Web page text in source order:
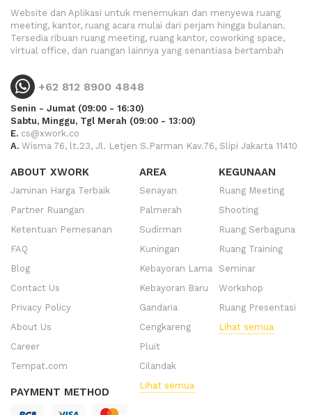
Website dan Aplikasi untuk menemukan dan menyewa ruang
meeting, kantor, ruang acara mulai dari perjam hingga bulanan.
Tersedia ribuan ruang meeting, ruang kantor, coworking space,
virtual office, dan ruangan lainnya yang senantiasa bertambah
+62 812 8900 4848
Senin - Jumat (09:00 - 16:30)
Sabtu, Minggu, Tgl Merah (09:00 - 13:00)
E. cs@xwork.co
A. Wisma 76, lt.23, Jl. Letjen S.Parman Kav.76, Slipi Jakarta 11410
ABOUT XWORK
Jaminan Harga Terbaik
Partner Ruangan
Ketentuan Pemesanan
FAQ
Blog
Contact Us
Privacy Policy
About Us
Career
Tempat.com
PAYMENT METHOD
AREA
Senayan
Palmerah
Sudirman
Kuningan
Kebayoran Lama
Kebayoran Baru
Gandaria
Cengkareng
Pluit
Cilandak
Lihat semua
KEGUNAAN
Ruang Meeting
Shooting
Ruang Serbaguna
Ruang Training
Seminar
Workshop
Ruang Presentasi
Lihat semua